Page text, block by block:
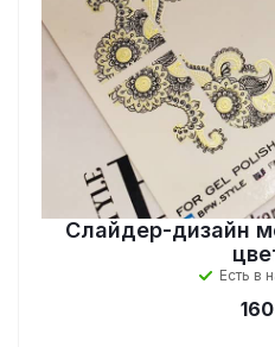
Слайдер-дизайн
Есть в